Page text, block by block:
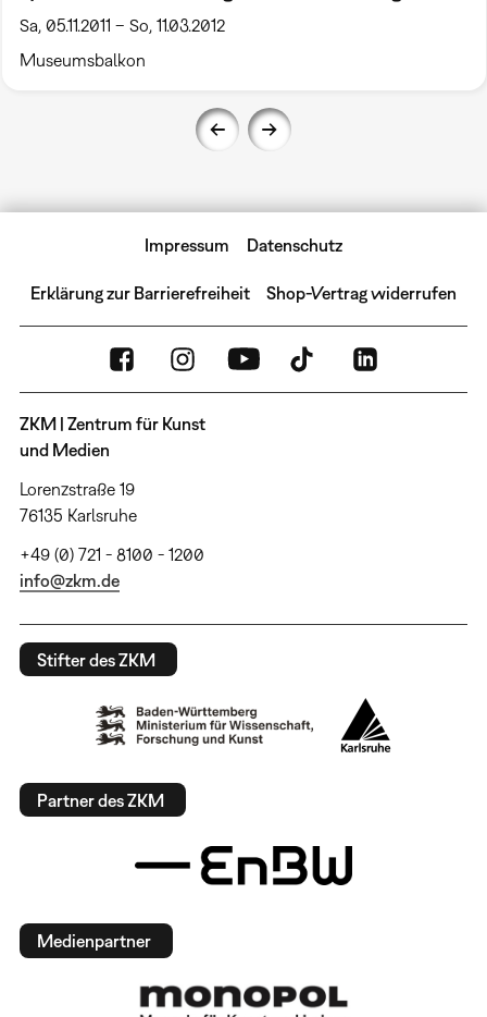
Sa, 05.11.2011 – So, 11.03.2012
Museumsbalkon
Impressum Datenschutz
Erklärung zur Barrierefreiheit Shop-Vertrag widerrufen
ZKM | Zentrum für Kunst
und Medien
Lorenzstraße 19
76135 Karlsruhe
+49 (0) 721 - 8100 - 1200
info@zkm.de
Stifter des ZKM
Partner des ZKM
Medienpartner